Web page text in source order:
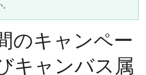
のキャンペー
キャンバス属